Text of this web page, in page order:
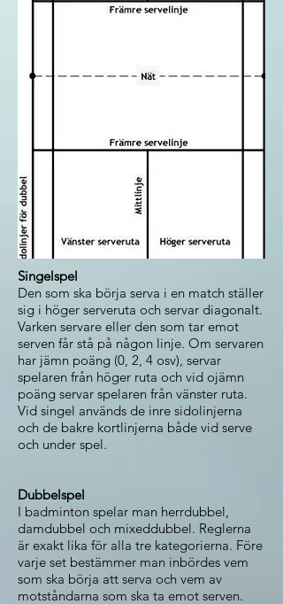
Singelspel
Den som ska börja serva i en match ställer
sig i höger serveruta och servar diagonalt.
Varken servare eller den som tar emot
serven får stå på någon linje. Om servaren
har jämn poäng (0, 2, 4 osv), servar
spelaren från höger ruta och vid ojämn
poäng servar spelaren från vänster ruta.
Vid singel används de inre sidolinjerna
och de bakre kortlinjerna både vid serve
och under spel.
Dubbelspel
I badminton spelar man herrdubbel,
damdubbel och mixeddubbel. Reglerna
är exakt lika för alla tre kategorierna. Före
varje set bestämmer man inbördes vem
som ska börja att serva och vem av
motståndarna som ska ta emot serven.